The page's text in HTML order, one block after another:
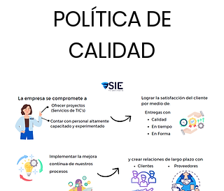
POLÍTICA DE
CALIDAD